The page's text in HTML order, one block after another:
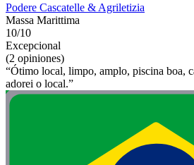
Podere Cascatelle & Agriletizia
Massa Marittima
10/10
Excepcional
(2 opiniones)
“Ótimo local, limpo, amplo, piscina boa,
adorei o local.”